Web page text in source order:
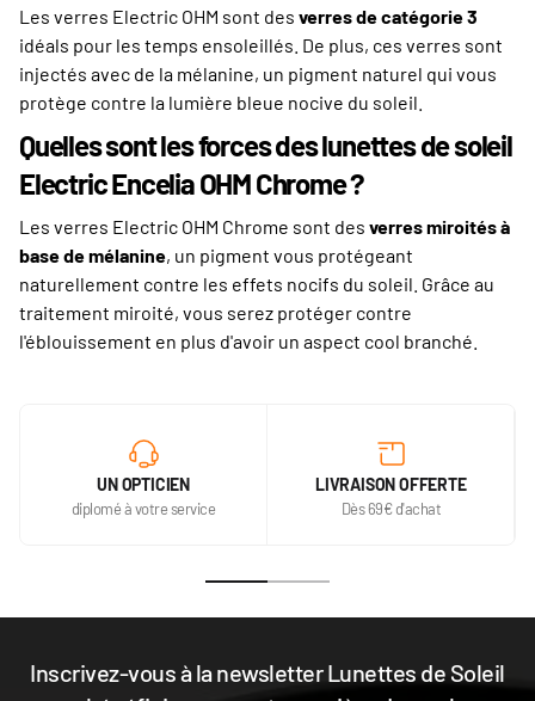
Les verres Electric OHM sont des verres de catégorie 3
idéals pour les temps ensoleillés. De plus, ces verres sont
injectés avec de la mélanine, un pigment naturel qui vous
protège contre la lumière bleue nocive du soleil.
Quelles sont les forces des lunettes de soleil
Electric Encelia OHM Chrome ?
Les verres Electric OHM Chrome sont des verres miroités à
base de mélanine, un pigment vous protégeant
naturellement contre les effets nocifs du soleil. Grâce au
traitement miroité, vous serez protéger contre
l'éblouissement en plus d'avoir un aspect cool branché.
UN OPTICIEN
diplomé à votre service
LIVRAISON OFFERTE
Dès 69€ d'achat
Inscrivez-vous à la newsletter Lunettes de Soleil